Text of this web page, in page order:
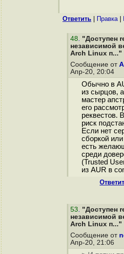
Ответить Правка|
48. "Доступен
независимой
Arch Linux п..."
Сообщение от
Апр-20, 20:04
Обычно в
из сырцов,
мастер
его
реквестов.
риск
Если нет
сборкой
есть
среди
(Trusted
из AUR в
53. "Доступен
независимой
Arch Linux п..."
Сообщение от
Апр-20, 21:06